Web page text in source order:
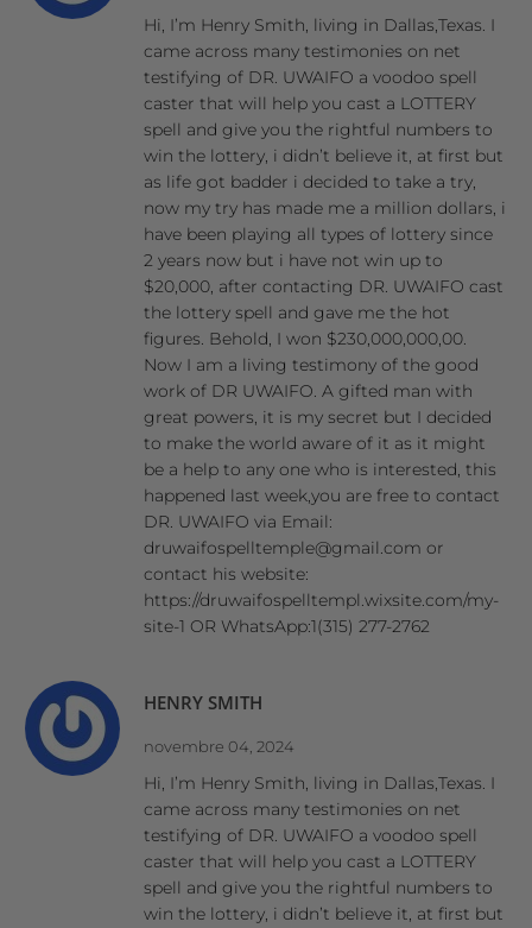
Hi, I’m Henry Smith, living in Dallas,Texas. I
came across many testimonies on net
testifying of DR. UWAIFO a voodoo spell
caster that will help you cast a LOTTERY
spell and give you the rightful numbers to
win the lottery, i didn’t believe it, at first but
as life got badder i decided to take a try,
now my try has made me a million dollars, i
have been playing all types of lottery since
2 years now but i have not win up to
$20,000, after contacting DR. UWAIFO cast
the lottery spell and gave me the hot
figures. Behold, I won $230,000,000,00.
Now I am a living testimony of the good
work of DR UWAIFO. A gifted man with
great powers, it is my secret but I decided
to make the world aware of it as it might
be a help to any one who is interested, this
happened last week,you are free to contact
DR. UWAIFO via Email:
druwaifospelltemple@gmail.com or
contact his website:
https://druwaifospelltempl.wixsite.com/my-
site-1 OR WhatsApp:1(315) 277-2762
HENRY SMITH
novembre 04, 2024
Hi, I’m Henry Smith, living in Dallas,Texas. I
came across many testimonies on net
testifying of DR. UWAIFO a voodoo spell
caster that will help you cast a LOTTERY
spell and give you the rightful numbers to
win the lottery, i didn’t believe it, at first but